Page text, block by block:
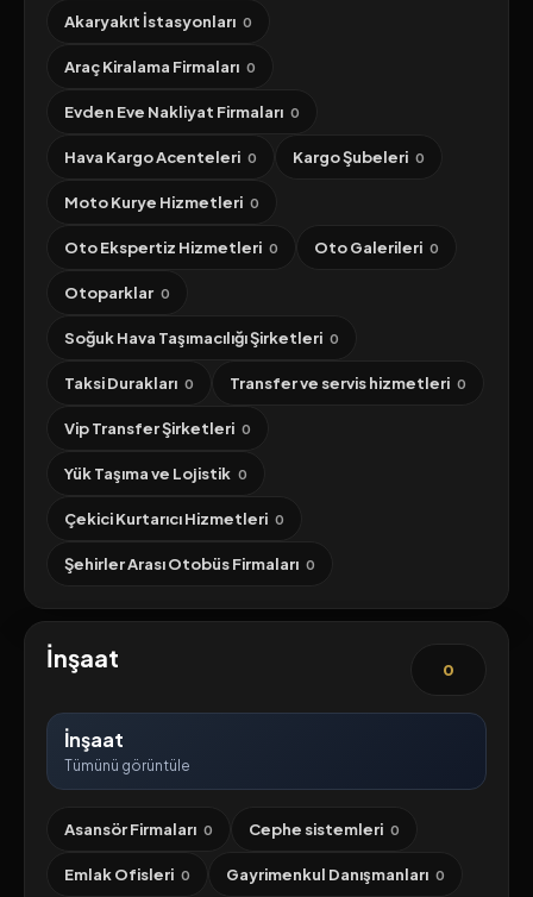
Akaryakıt İstasyonları 0
Araç Kiralama Firmaları 0
Evden Eve Nakliyat Firmaları 0
Hava Kargo Acenteleri 0 Kargo Şubeleri 0
Moto Kurye Hizmetleri 0
Oto Ekspertiz Hizmetleri 0 Oto Galerileri 0
Otoparklar 0
Soğuk Hava Taşımacılığı Şirketleri 0
Taksi Durakları 0 Transfer ve servis hizmetleri 0
Vip Transfer Şirketleri 0
Yük Taşıma ve Lojistik 0
Çekici Kurtarıcı Hizmetleri 0
Şehirler Arası Otobüs Firmaları 0
İnşaat 0
İnşaat
Tümünü görüntüle
Asansör Firmaları 0 Cephe sistemleri 0
Emlak Ofisleri 0 Gayrimenkul Danışmanları 0